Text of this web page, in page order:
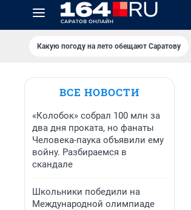
Какую погоду на лето обещают Саратову
ВСЕ НОВОСТИ
«Колобок» собрал 100 млн за
два дня проката, но фанаты
Человека-паука объявили ему
войну. Разбираемся в
скандале
Школьники победили на
Международной олимпиаде